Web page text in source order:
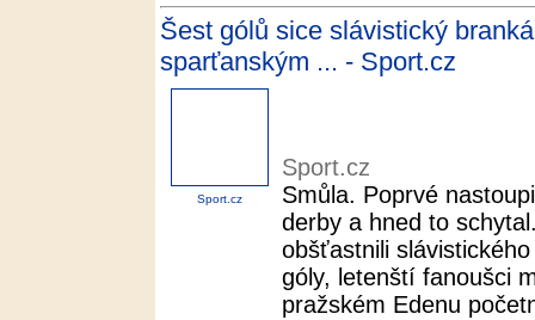
Šest gólů sice slávistický
sparťanským ... - Sport.cz
Sport.cz
Sport.cz
Smůla. Poprvé
derby a hned to
obšťastnili
góly, letenští fanoušci
pražském Edenu